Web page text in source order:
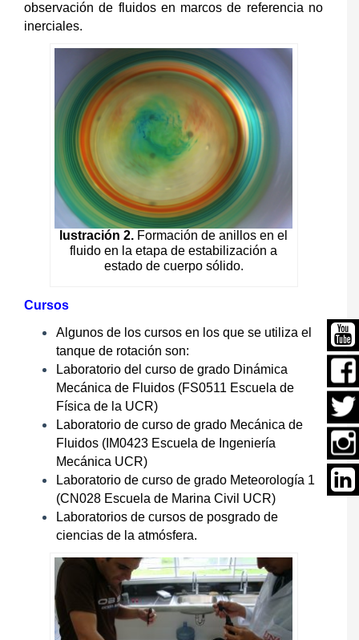
observación de fluidos en marcos de referencia no
inerciales.
lustración 2. Formación de anillos en el
fluido en la etapa de estabilización a
estado de cuerpo sólido.
Cursos
Algunos de los cursos en los que se utiliza el
tanque de rotación son:
Laboratorio del curso de grado Dinámica
Mecánica de Fluidos (FS0511 Escuela de
Física de la UCR)
Laboratorio de curso de grado Mecánica de
Fluidos (IM0423 Escuela de Ingeniería
Mecánica UCR)
Laboratorio de curso de grado Meteorología 1
(CN028 Escuela de Marina Civil UCR)
Laboratorios de cursos de posgrado de
ciencias de la atmósfera.